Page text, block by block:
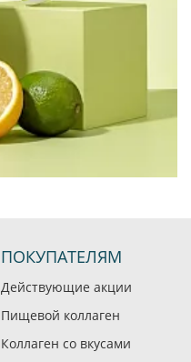
ПОКУПАТЕЛЯМ
Действующие акции
Пищевой коллаген
Коллаген со вкусами